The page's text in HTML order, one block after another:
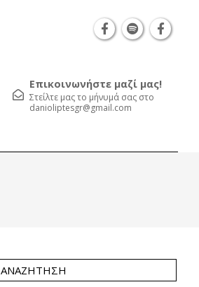
Επικοινωνήστε μαζί μας!
Στείλτε μας το μήνυμά σας στο
danioliptesgr@gmail.com
ΑΝΑΖΉΤΗΣΗ